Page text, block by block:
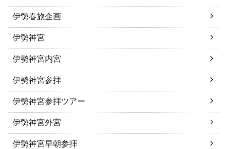
伊勢春旅企画
伊勢神宮
伊勢神宮内宮
伊勢神宮参拝
伊勢神宮参拝ツアー
伊勢神宮外宮
伊勢神宮早朝参拝